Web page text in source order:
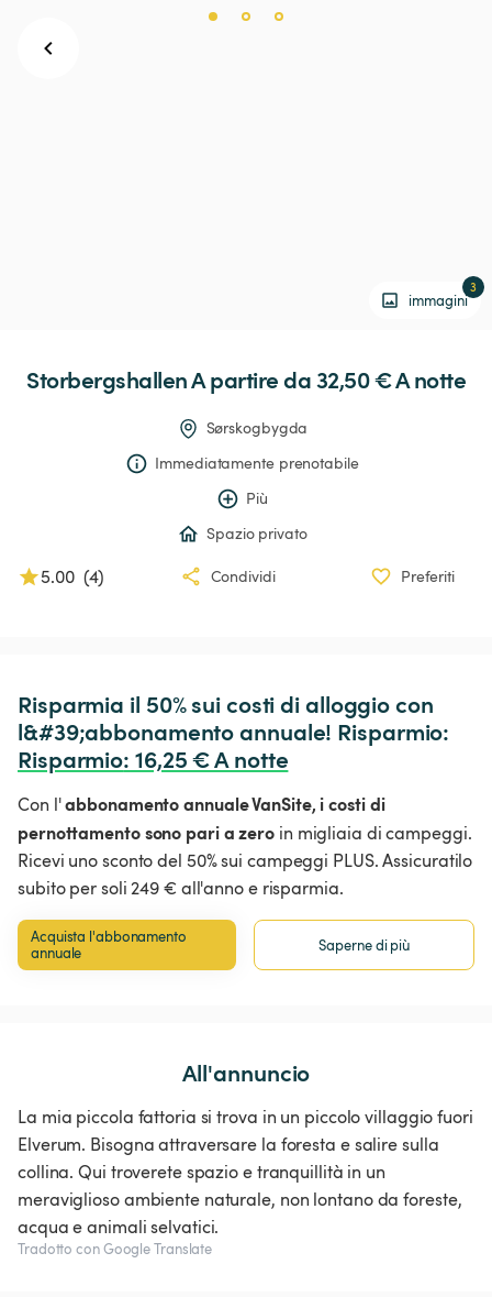
immagini
3
Storbergshallen A partire da 32,50 € A notte
Sørskogbygda
Immediatamente prenotabile
Più
Spazio privato
5.00 (4) Condividi Preferiti
Risparmia il 50% sui costi di alloggio con
l&#39;abbonamento annuale! Risparmio:
Risparmio: 16,25 € A notte
Con l'abbonamento annuale VanSite, i costi di
pernottamento sono pari a zero in migliaia di campeggi.
Ricevi uno sconto del 50% sui campeggi PLUS. Assicuratilo
subito per soli 249 € all'anno e risparmia.
Acquista l'abbonamento
annuale
Saperne di più
All'annuncio
La mia piccola fattoria si trova in un piccolo villaggio fuori
Elverum. Bisogna attraversare la foresta e salire sulla
collina. Qui troverete spazio e tranquillità in un
meraviglioso ambiente naturale, non lontano da foreste,
acqua e animali selvatici.
Tradotto con Google Translate